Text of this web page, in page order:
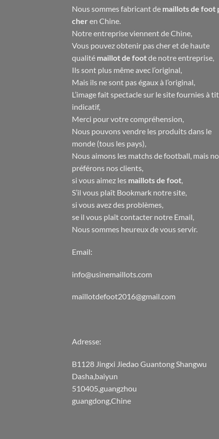
Nous sommes fabricant de maillots de foot
cher en Chine.
Notre entreprise viennent de Chine,
Vous pouvez obtenir pas cher et de haute
qualité maillot de footde notre entreprise,
Ils sont plus même avec l’original,
Mais ils ne sont pas égaux à l’original,
L’image fait spectacle sur le site fournies à
indicatif,
Merci pour votre compréhension,
Nous pouvons vendre les produits dans le
monde (tous les pays),
Nous aimons les matchs de football, mais
préférons nos clients,
si vous aimez les maillots de foot,
S’il vous plaît Bookmark notre site,
si vous avez des problèmes,
se il vous plaît contacter notre Email,
Nous sommes heureux de vous servir.
Email:
info@usinemaillots.com
maillotdefoot2016@gmail.com
Adresse:
B1128 Jingxi Jiedao Guantong Shangwu
Dasha,baiyun
510405,guangzhou
guangdong,Chine